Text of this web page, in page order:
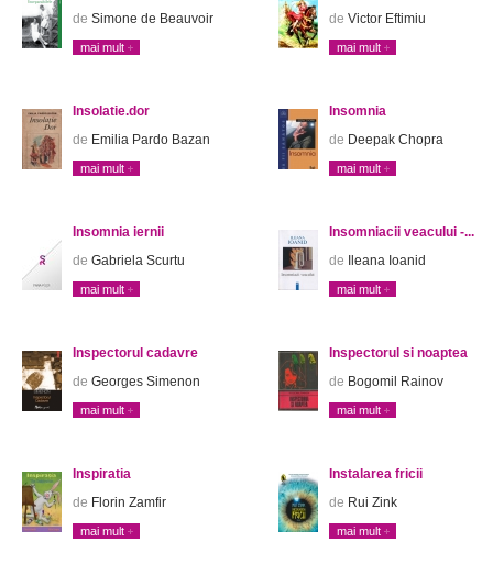
de Simone de Beauvoir
mai mult
de Victor Eftimiu
mai mult
Insolatie.dor
de Emilia Pardo Bazan
mai mult
Insomnia
de Deepak Chopra
mai mult
Insomnia iernii
de Gabriela Scurtu
mai mult
Insomniacii veacului -...
de Ileana Ioanid
mai mult
Inspectorul cadavre
de Georges Simenon
mai mult
Inspectorul si noaptea
de Bogomil Rainov
mai mult
Inspiratia
de Florin Zamfir
mai mult
Instalarea fricii
de Rui Zink
mai mult